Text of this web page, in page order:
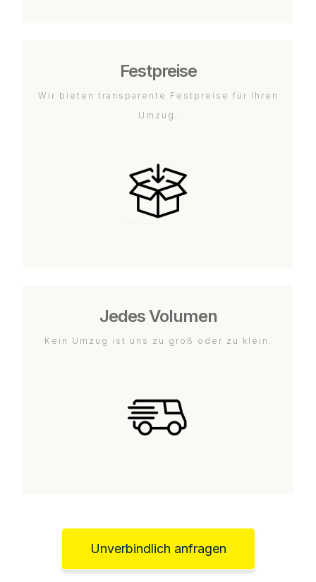
Festpreise
Wir bieten transparente Festpreise für Ihren
Umzug.
Jedes Volumen
Kein Umzug ist uns zu groß oder zu klein.
Unverbindlich anfragen